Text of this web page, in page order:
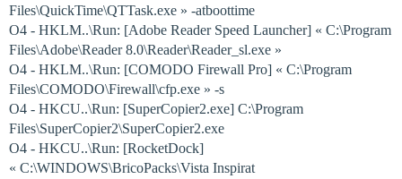
Files\QuickTime\QTTask.exe » -atboottime
O4 - HKLM..\Run: [Adobe Reader Speed Launcher] « C:\Program
Files\Adobe\Reader 8.0\Reader\Reader_sl.exe »
O4 - HKLM..\Run: [COMODO Firewall Pro] « C:\Program
Files\COMODO\Firewall\cfp.exe » -s
O4 - HKCU..\Run: [SuperCopier2.exe] C:\Program
Files\SuperCopier2\SuperCopier2.exe
O4 - HKCU..\Run: [RocketDock]
« C:\WINDOWS\BricoPacks\Vista Inspirat